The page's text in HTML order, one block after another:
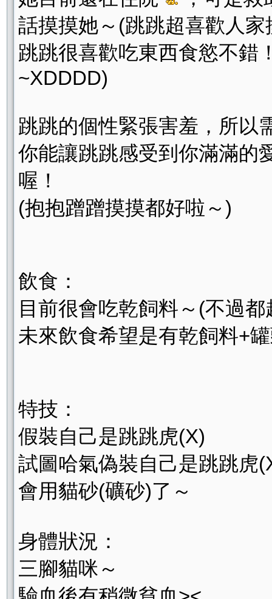
話摸摸她～(跳跳超喜歡人
跳跳很喜歡吃東西食慾不錯
~XDDDD)
跳跳的個性緊張害羞，所以
你能讓跳跳感受到你滿滿的
喔！
(抱抱蹭蹭摸摸都好啦～)
飲食：
目前很會吃乾飼料～(不過
未來飲食希望是有乾飼料+
特技：
假裝自己是跳跳虎(X)
試圖哈氣偽裝自己是跳跳虎
會用貓砂(礦砂)了～
身體狀況：
三腳貓咪～